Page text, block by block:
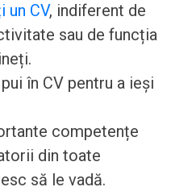
un CV, indiferent de
sau de funcția
în CV pentru a ieși
competențe
din toate
să le vadă.